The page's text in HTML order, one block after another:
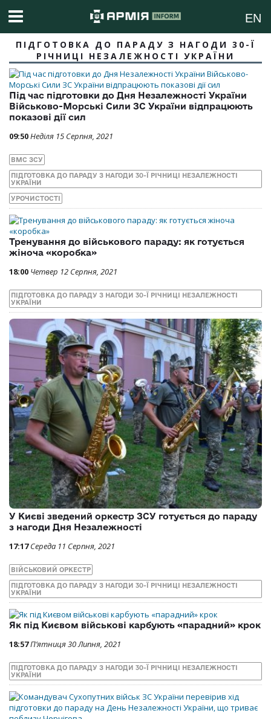
EN
ПІДГОТОВКА ДО ПАРАДУ З НАГОДИ 30-Ї
РІЧНИЦІ НЕЗАЛЕЖНОСТІ УКРАЇНИ
Під час підготовки до Дня Незалежності України
Військово-Морські Сили ЗС України відпрацюють
показові дії сил
09:50Неділя 15 Серпня, 2021
ВМС ЗСУ
ПІДГОТОВКА ДО ПАРАДУ З НАГОДИ 30-Ї РІЧНИЦІ НЕЗАЛЕЖНОСТІ
УКРАЇНИ
УРОЧИСТОСТІ
Тренування до військового параду: як готується
жіноча «коробка»
18:00 Четвер 12 Серпня, 2021
ПІДГОТОВКА ДО ПАРАДУ З НАГОДИ 30-Ї РІЧНИЦІ НЕЗАЛЕЖНОСТІ
УКРАЇНИ
У Києві зведений оркестр ЗСУ готується до параду
з нагоди Дня Незалежності
17:17 Середа 11 Серпня, 2021
ВІЙСЬКОВИЙ ОРКЕСТР
ПІДГОТОВКА ДО ПАРАДУ З НАГОДИ 30-Ї РІЧНИЦІ НЕЗАЛЕЖНОСТІ
УКРАЇНИ
Як під Києвом військові карбують «парадний» крок
18:57П’ятниця 30 Липня, 2021
ПІДГОТОВКА ДО ПАРАДУ З НАГОДИ 30-Ї РІЧНИЦІ НЕЗАЛЕЖНОСТІ
УКРАЇНИ